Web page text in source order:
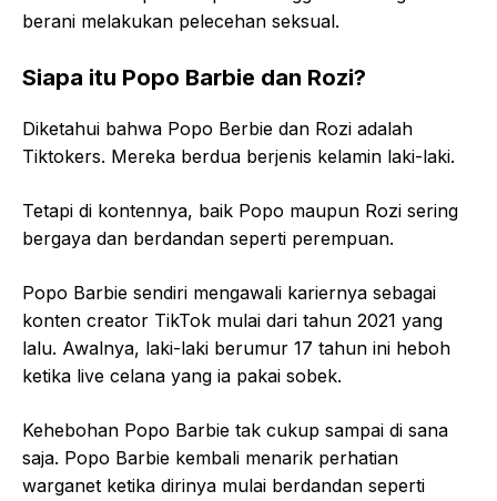
berani melakukan pelecehan seksual.
Siapa itu Popo Barbie dan Rozi?
Diketahui bahwa Popo Berbie dan Rozi adalah
Tiktokers. Mereka berdua berjenis kelamin laki-laki.
Tetapi di kontennya, baik Popo maupun Rozi sering
bergaya dan berdandan seperti perempuan.
Popo Barbie sendiri mengawali kariernya sebagai
konten creator TikTok mulai dari tahun 2021 yang
lalu. Awalnya, laki-laki berumur 17 tahun ini heboh
ketika live celana yang ia pakai sobek.
Kehebohan Popo Barbie tak cukup sampai di sana
saja. Popo Barbie kembali menarik perhatian
warganet ketika dirinya mulai berdandan seperti